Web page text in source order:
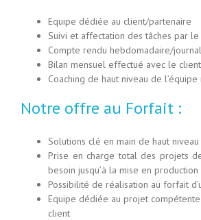
Equipe dédiée au client/partenaire
Suivi et affectation des tâches par
Compte rendu hebdomadaire/
Bilan mensuel effectué avec le client
Coaching de haut niveau de
Notre offre au Forfait :
Solutions clé en main de haut niveau
Prise en charge total des projets
besoin jusqu’à la mise en production
Possibilité de réalisation au forfait
Equipe dédiée au projet
client